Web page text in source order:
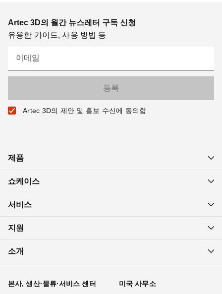
Artec 3D의 월간 뉴스레터 구독 신청
유용한 가이드, 사용 방법 등
이메일
Artec 3D의 제안 및 홍보 수신에 동의함
제품
쇼케이스
서비스
지원
소개
본사, 생산·물류·서비스 센터
미국 사무소